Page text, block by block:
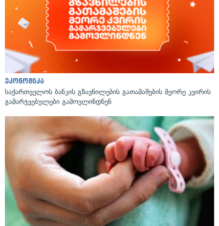
ეკონომიკა
საქართველოს ბანკის გზავნილების გათამაშების მეორე კვირის
გამარჯვებულები გამოვლინდნენ